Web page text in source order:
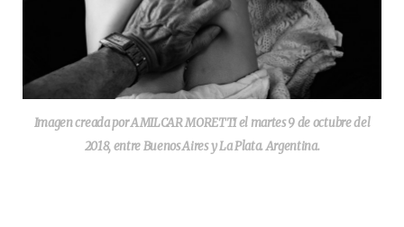
Imagen creada por AMILCAR MORETTI el martes 9 de octubre del
2018, entre Buenos Aires y La Plata. Argentina.